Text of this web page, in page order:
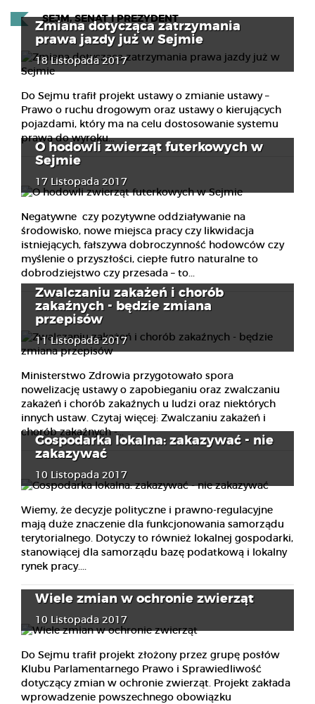
SEJM, SENAT I PREZYDENT
Zmiana dotycząca zatrzymania
prawa jazdy już w Sejmie
18 Listopada 2017
Do Sejmu trafił projekt ustawy o zmianie ustawy –
Prawo o ruchu drogowym oraz ustawy o kierujących
pojazdami, który ma na celu dostosowanie systemu
prawa do wyroku...
O hodowli zwierząt futerkowych w
Sejmie
17 Listopada 2017
Negatywne czy pozytywne oddziaływanie na
środowisko, nowe miejsca pracy czy likwidacja
istniejących, fałszywa dobroczynność hodowców czy
myślenie o przyszłości, ciepłe futro naturalne to
dobrodziejstwo czy przesada – to...
Zwalczaniu zakażeń i chorób
zakaźnych - będzie zmiana
przepisów
11 Listopada 2017
Ministerstwo Zdrowia przygotowało spora
nowelizację ustawy o zapobieganiu oraz zwalczaniu
zakażeń i chorób zakaźnych u ludzi oraz niektórych
innych ustaw. Czytaj więcej: Zwalczaniu zakażeń i
chorób zakaźnych -...
Gospodarka lokalna: zakazywać - nie
zakazywać
10 Listopada 2017
Wiemy, że decyzje polityczne i prawno-regulacyjne
mają duże znaczenie dla funkcjonowania samorządu
terytorialnego. Dotyczy to również lokalnej gospodarki,
stanowiącej dla samorządu bazę podatkową i lokalny
rynek pracy....
Wiele zmian w ochronie zwierząt
10 Listopada 2017
Do Sejmu trafił projekt złożony przez grupę posłów
Klubu Parlamentarnego Prawo i Sprawiedliwość
dotyczący zmian w ochronie zwierząt. Projekt zakłada
wprowadzenie powszechnego obowiązku